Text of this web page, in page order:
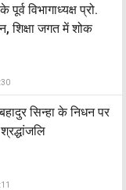
विभागाध्यक्ष प्रो.
शिक्षा जगत में शोक
सिन्हा के निधन पर